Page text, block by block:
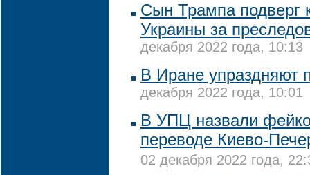
Сын Трампа подверг
Украины за
декабря 2022 года, 10:13
В Иране упраздняют
декабря 2022 года, 10:01
В УПЦ назвали
переводе Киево-
02 декабря 2022 года,